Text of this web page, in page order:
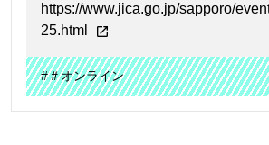
https://www.jica.go.jp/sapporo/
25.html
#＃オンライン